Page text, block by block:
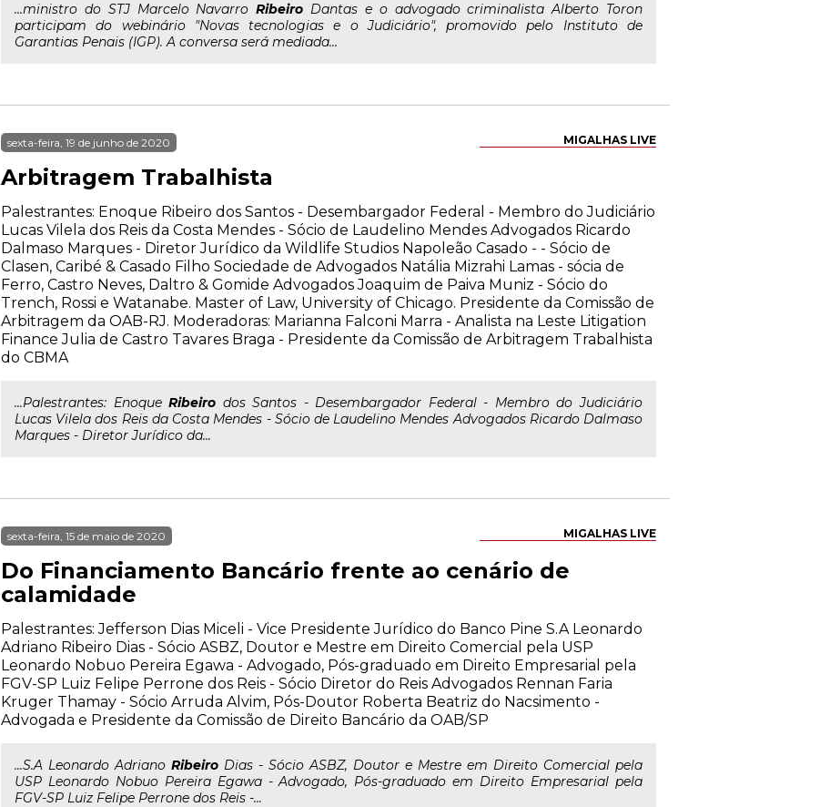
...ministro do STJ Marcelo NavarroRibeiro Dantas e o advogado criminalista Alberto Toron
participam do webinário "Novas tecnologias e o Judiciário", promovido pelo Instituto de
Garantias Penais (IGP). A conversa será mediada...
MIGALHAS LIVE
sexta-feira, 19 de junho de 2020
Arbitragem Trabalhista
Palestrantes: Enoque Ribeiro dos Santos - Desembargador Federal - Membro do Judiciário
Lucas Vilela dos Reis da Costa Mendes - Sócio de Laudelino Mendes Advogados Ricardo
Dalmaso Marques - Diretor Jurídico da Wildlife Studios Napoleão Casado - - Sócio de
Clasen, Caribé & Casado Filho Sociedade de Advogados Natália Mizrahi Lamas - sócia de
Ferro, Castro Neves, Daltro & Gomide Advogados Joaquim de Paiva Muniz - Sócio do
Trench, Rossi e Watanabe. Master of Law, University of Chicago. Presidente da Comissão de
Arbitragem da OAB-RJ. Moderadoras: Marianna Falconi Marra - Analista na Leste Litigation
Finance Julia de Castro Tavares Braga - Presidente da Comissão de Arbitragem Trabalhista
do CBMA
...Palestrantes: EnoqueRibeiro dos Santos - Desembargador Federal - Membro do Judiciário
Lucas Vilela dos Reis da Costa Mendes - Sócio de Laudelino Mendes Advogados Ricardo Dalmaso
Marques - Diretor Jurídico da...
MIGALHAS LIVE
sexta-feira, 15 de maio de 2020
Do Financiamento Bancário frente ao cenário de
calamidade
Palestrantes: Jefferson Dias Miceli - Vice Presidente Jurídico do Banco Pine S.A Leonardo
Adriano Ribeiro Dias - Sócio ASBZ, Doutor e Mestre em Direito Comercial pela USP
Leonardo Nobuo Pereira Egawa - Advogado, Pós-graduado em Direito Empresarial pela
FGV-SP Luiz Felipe Perrone dos Reis - Sócio Diretor do Reis Advogados Rennan Faria
Kruger Thamay - Sócio Arruda Alvim, Pós-Doutor Roberta Beatriz do Nacsimento -
Advogada e Presidente da Comissão de Direito Bancário da OAB/SP
...S.A Leonardo Adriano Ribeiro Dias - Sócio ASBZ, Doutor e Mestre em Direito Comercial pela
USP Leonardo Nobuo Pereira Egawa - Advogado, Pós-graduado em Direito Empresarial pela
FGV-SP Luiz Felipe Perrone dos Reis -...